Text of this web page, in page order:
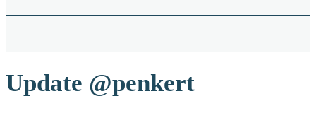
Update @penkert